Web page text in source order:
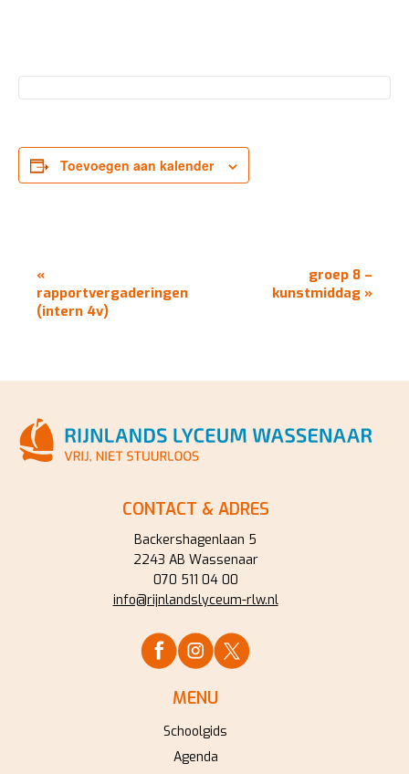
Toevoegen aan kalender
NAVIGATIE
«
rapportvergaderingen
(intern 4v)
groep 8 –
kunstmiddag »
CONTACT & ADRES
Backershagenlaan 5
2243 AB Wassenaar
070 511 04 00
info@rijnlandslyceum-rlw.nl
MENU
Schoolgids
Agenda